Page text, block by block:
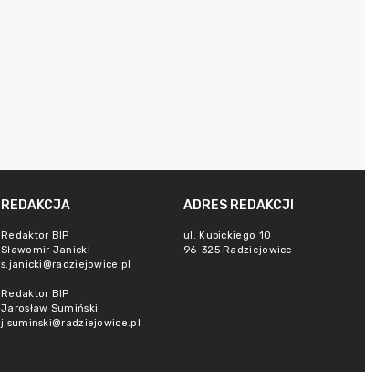
REDAKCJA
Redaktor BIP
Sławomir Janicki
s.janicki@radziejowice.pl
Redaktor BIP
Jarosław Sumiński
j.suminski@radziejowice.pl
ADRES REDAKCJI
ul. Kubickiego 10
96-325 Radziejowice